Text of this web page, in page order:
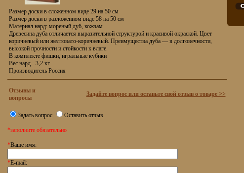
Размер доски в сложенном виде 29 на 50 см
Размер доски в разложенном виде 58 на 50 см
Материал нард: мореный дуб, кожзам
Древесина дуба отличается выразительной структурой и красивой окраской. Цвет
коричневый или желтовато-коричневый. Преимущества дуба — в долговечности,
высокой прочности и стойкости к влаге.
В комплекте фишки, игральные кубики
Вес нард - 3,2 кг
Производитель Россия
Отзывы и
вопросы
Задайте вопрос или оставьте свой отзыв о товаре >>
Задать вопрос Оставить отзыв
*заполните обязательно
*Ваше имя:
*E-mail: